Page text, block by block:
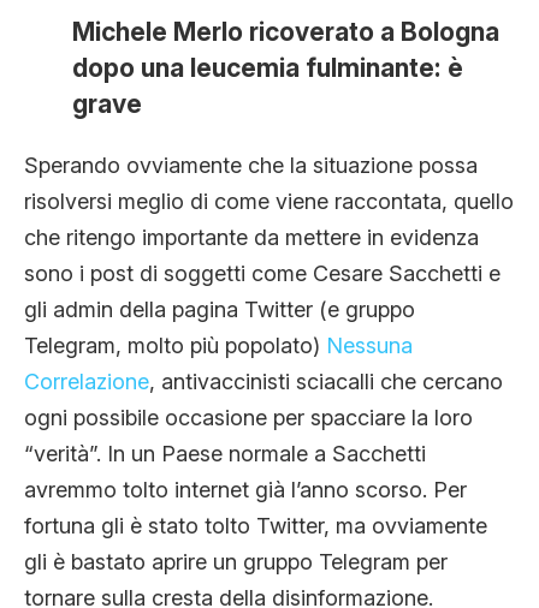
Michele Merlo ricoverato a Bologna
dopo una leucemia fulminante: è
grave
Sperando ovviamente che la situazione possa
risolversi meglio di come viene raccontata, quello
che ritengo importante da mettere in evidenza
sono i post di soggetti come Cesare Sacchetti e
gli admin della pagina Twitter (e gruppo
Telegram, molto più popolato) Nessuna
Correlazione, antivaccinisti sciacalli che cercano
ogni possibile occasione per spacciare la loro
“verità”. In un Paese normale a Sacchetti
avremmo tolto internet già l’anno scorso. Per
fortuna gli è stato tolto Twitter, ma ovviamente
gli è bastato aprire un gruppo Telegram per
tornare sulla cresta della disinformazione.